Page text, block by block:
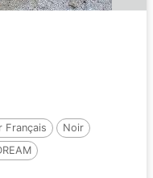
Français
Noir